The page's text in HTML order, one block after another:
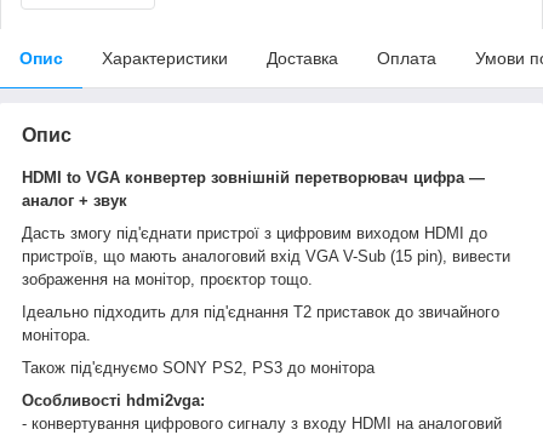
Опис Характеристики Доставка Оплата Умови
Опис
HDMI to VGA конвертер зовнішній перетворювач цифра —
аналог + звук
Дасть змогу під'єднати пристрої з цифровим виходом HDMI до
пристроїв, що мають аналоговий вхід VGA V-Sub (15 pin), вивести
зображення на монітор, проєктор тощо.
Ідеально підходить для під'єднання T2 приставок до звичайного
монітора.
Також під'єднуємо SONY PS2, PS3 до монітора
Особливості hdmi2vga:
- конвертування цифрового сигналу з входу HDMI на аналоговий